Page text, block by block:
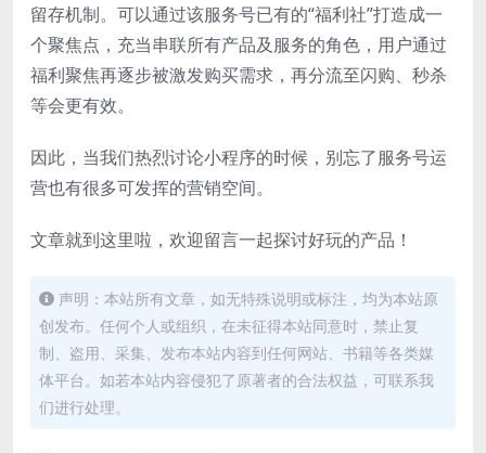
留存机制。可以通过该服务号已有的“福利社”打造成一
个聚焦点，充当串联所有产品及服务的角色，用户通过
福利聚焦再逐步被激发购买需求，再分流至闪购、秒杀
等会更有效。
因此，当我们热烈讨论小程序的时候，别忘了服务号运
营也有很多可发挥的营销空间。
文章就到这里啦，欢迎留言一起探讨好玩的产品！
声明：本站所有文章，如无特殊说明或标注，均为本站原
创发布。任何个人或组织，在未征得本站同意时，禁止复
制、盗用、采集、发布本站内容到任何网站、书籍等各类媒
体平台。如若本站内容侵犯了原著者的合法权益，可联系我
们进行处理。